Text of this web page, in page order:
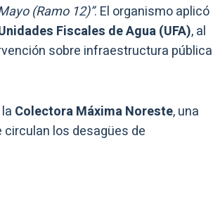
(Ramo 12)”. El organismo aplicó
Fiscales de Agua (UFA), al
sobre infraestructura pública
Colectora Máxima Noreste, una
circulan los desagües de